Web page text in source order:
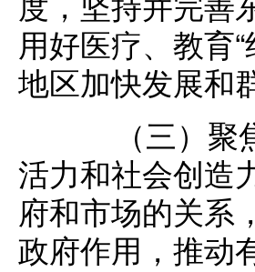
用好医疗、教育
地区加快发展和
（三）聚焦
活力和社会创造
府和市场的关系
政府作用，推动